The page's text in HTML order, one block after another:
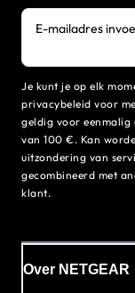
E-mailadres
Je kunt je op elk
privacybeleid voor
geldig voor eenmalig
van 100 €. Kan
uitzondering van
gecombineerd met
klant.
Over NETGEAR